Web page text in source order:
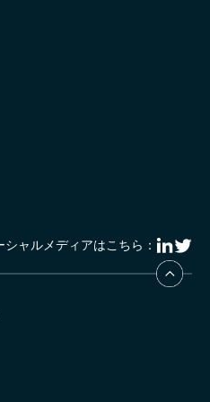
シャルメディアはこちら：